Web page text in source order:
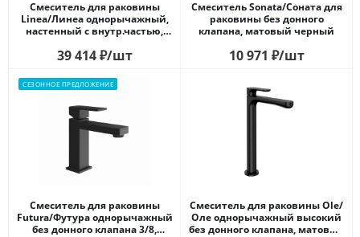
Смеситель для раковины
Linea/Линеа однорычажный,
настенный c внутр.частью,
39 414₽/шт
Смеситель Sonata/Соната для
раковины без донного
клапана, матовый черный
10 971 ₽/шт
СЕЗОННОЕ ПРЕДЛОЖЕНИЕ
Смеситель для раковины
Futura/Футура однорычажный
без донного клапана 3/8,
Смеситель для раковины Ole/
Оле однорычажный высокий
без донного клапана, матовый